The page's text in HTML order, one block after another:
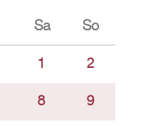
Sa So
1 2
8 9